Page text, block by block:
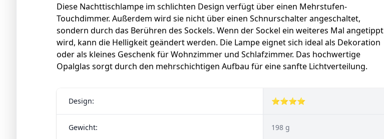
Diese Nachttischlampe im schlichten Design verfügt über einen Mehrstufen-
Touchdimmer. Außerdem wird sie nicht über einen Schnurschalter angeschaltet,
sondern durch das Berühren des Sockels. Wenn der Sockel ein weiteres Mal angetippt
wird, kann die Helligkeit geändert werden. Die Lampe eignet sich ideal als Dekoration
oder als kleines Geschenk für Wohnzimmer und Schlafzimmer. Das hochwertige
Opalglas sorgt durch den mehrschichtigen Aufbau für eine sanfte Lichtverteilung.
Design: ⭐⭐⭐⭐
Gewicht: 198 g